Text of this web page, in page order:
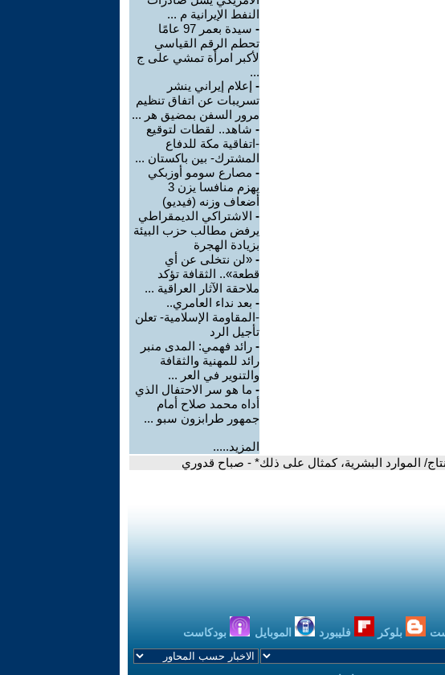
النفط الإيرانية م ...
-
سيدة بعمر 97 عامًا
تحطم الرقم القياسي
لأكبر امرأة تمشي على ج
...
- إعلام إيراني ينشر
تسريبات عن اتفاق تنظيم
مرور السفن بمضيق هر ...
- شاهد.. لقطات لتوقيع
-اتفاقية مكة للدفاع
المشترك- بين باكستان ...
- مصارع سومو أوزبكي
يهزم منافسا يزن 3
أضعاف وزنه (فيديو)
- الاشتراكي الديمقراطي
يرفض مطالب حزب البيئة
بزيادة الهجرة
- «لن نتخلى عن أي
قطعة».. الثقافة تؤكد
ملاحقة الآثار العراقية ...
- بعد نداء العامري..
-المقاومة الإسلامية- تعلن
تأجيل الرد
- رائد فهمي: المدى منبر
رائد للمهنية والثقافة
والتنوير في العر ...
- ما هو سر الاحتفال الذي
أداه محمد صلاح أمام
جمهور طرابزون سبو ...
المزيد.....
الموارد البشرية، كمثال على ذلك* - صباح قدوري
بلوكر فليبورد الموبايل بودكاست